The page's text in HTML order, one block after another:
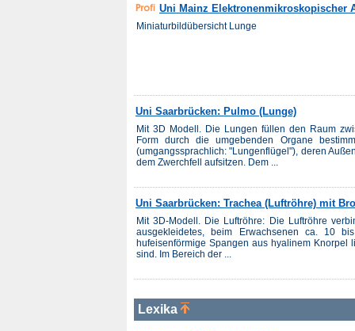
Uni Mainz Elektronenmikroskopischer
Miniaturbildübersicht Lunge
Uni Saarbrücken: Pulmo (Lunge)
Mit 3D Modell. Die Lungen füllen den Raum
Form durch die umgebenden Organe
(umgangssprachlich: "Lungenflügel"), deren
dem Zwerchfell aufsitzen. Dem ...
Uni Saarbrücken: Trachea (Luftröhre) mit
Mit 3D-Modell. Die Luftröhre: Die Luftröhre
ausgekleidetes, beim Erwachsenen ca. 10
hufeisenförmige Spangen aus hyalinem
sind. Im Bereich der ...
Lexika